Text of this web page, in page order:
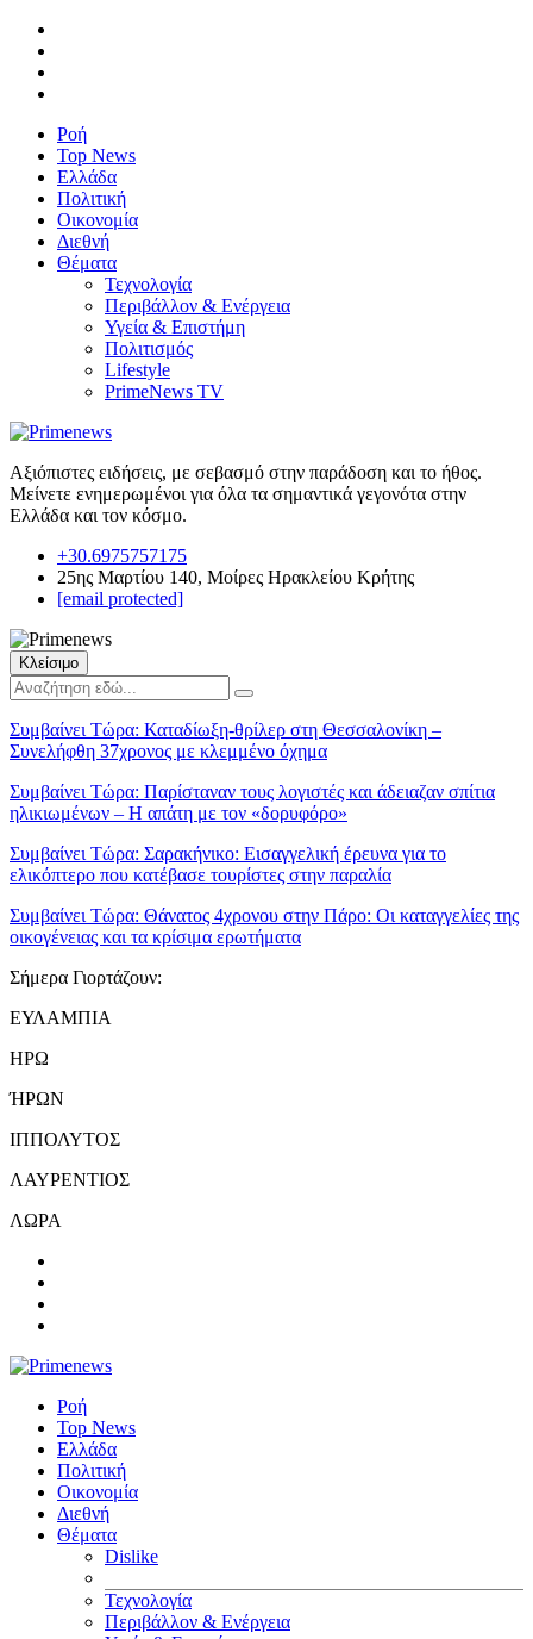
Ροή
Top News
Ελλάδα
Πολιτική
Οικονομία
Διεθνή
Θέματα
Τεχνολογία
Περιβάλλον & Ενέργεια
Υγεία & Επιστήμη
Πολιτισμός
Lifestyle
PrimeNews TV
Αξιόπιστες ειδήσεις, με σεβασμό στην παράδοση και το ήθος.
Μείνετε ενημερωμένοι για όλα τα σημαντικά γεγονότα στην
Ελλάδα και τον κόσμο.
+30.6975757175
25ης Μαρτίου 140, Μοίρες Ηρακλείου Κρήτης
[email protected]
Κλείσιμο
Συμβαίνει Τώρα: Καταδίωξη-θρίλερ στη Θεσσαλονίκη –
Συνελήφθη 37χρονος με κλεμμένο όχημα
Συμβαίνει Τώρα: Παρίσταναν τους λογιστές και άδειαζαν σπίτια
ηλικιωμένων – Η απάτη με τον «δορυφόρο»
Συμβαίνει Τώρα: Σαρακήνικο: Εισαγγελική έρευνα για το
ελικόπτερο που κατέβασε τουρίστες στην παραλία
Συμβαίνει Τώρα: Θάνατος 4χρονου στην Πάρο: Οι καταγγελίες της
οικογένειας και τα κρίσιμα ερωτήματα
Σήμερα Γιορτάζουν:
ΕΥΛΑΜΠΙΑ
ΗΡΩ
ΉΡΩΝ
ΙΠΠΟΛΥΤΟΣ
ΛΑΥΡΕΝΤΙΟΣ
ΛΩΡΑ
Ροή
Top News
Ελλάδα
Πολιτική
Οικονομία
Διεθνή
Θέματα
Dislike
Τεχνολογία
Περιβάλλον & Ενέργεια